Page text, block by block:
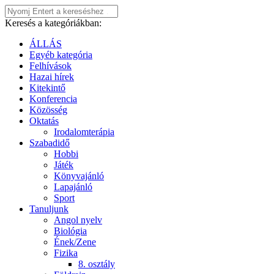
Keresés a kategóriákban:
ÁLLÁS
Egyéb kategória
Felhívások
Hazai hírek
Kitekintő
Konferencia
Közösség
Oktatás
Irodalomterápia
Szabadidő
Hobbi
Játék
Könyvajánló
Lapajánló
Sport
Tanuljunk
Angol nyelv
Biológia
Ének/Zene
Fizika
8. osztály